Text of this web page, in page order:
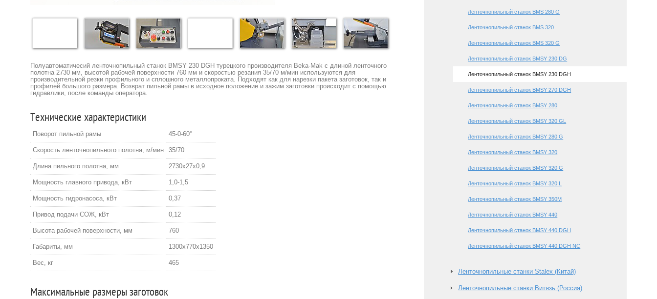
Полуавтоматичесий ленточнопильный станок BMSY 230 DGH турецкого производителя Beka-Mak с длиной ленточного
полотна 2730 мм, высотой рабочей поверхности 760 мм и скоростью резания 35/70 м/мин используются для
производительной резки профильного и сплошного металлопроката. Подходят как для нарезки пакета заготовок, так и
профилей большого размера. Возврат пильной рамы в исходное положение и зажим заготовки происходит с помощью
гидравлики, после команды оператора.
Технические характеристики
Поворот пильной рамы 45-0-60°
Скорость ленточнопильного полотна, м/мин 35/70
Длина пильного полотна, мм 2730х27х0,9
Мощность главного привода, кВт 1,0-1,5
Мощность гидронасоса, кВт 0,37
Привод подачи СОЖ, кВт 0,12
Высота рабочей поверхности, мм 760
Габариты, мм 1300х770х1350
Вес, кг 465
Максимальные размеры заготовок
Ленточнопильный станок BMS 280 G
Ленточнопильный станок BMS 320
Ленточнопильный станок BMS 320 G
Ленточнопильный станок BMSY 230 DG
Ленточнопильный станок BMSY 230 DGH
Ленточнопильный станок BMSY 270 DGH
Ленточнопильный станок BMSY 280
Ленточнопильный станок BMSY 320 GL
Ленточнопильный станок BMSY 280 G
Ленточнопильный станок BMSY 320
Ленточнопильный станок BMSY 320 G
Ленточнопильный станок BMSY 320 L
Ленточнопильный станок BMSY 350M
Ленточнопильный станок BMSY 440
Ленточнопильный станок BMSY 440 DGH
Ленточнопильный станок BMSY 440 DGH NC
Ленточнопильные станки Stalex (Китай)
Ленточнопильные станки Витязь (Россия)